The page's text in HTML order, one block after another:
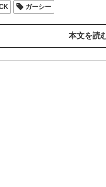
ガーシー
本文を読